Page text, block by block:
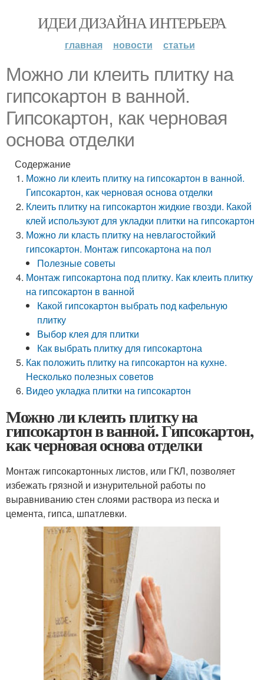
ИДЕИ ДИЗАЙНА ИНТЕРЬЕРА
главная новости статьи
Можно ли клеить плитку на
гипсокартон в ванной.
Гипсокартон, как черновая
основа отделки
Содержание
Можно ли клеить плитку на гипсокартон в ванной.
Гипсокартон, как черновая основа отделки
Клеить плитку на гипсокартон жидкие гвозди. Какой
клей используют для укладки плитки на гипсокартон
Можно ли класть плитку на невлагостойкий
гипсокартон. Монтаж гипсокартона на пол
Полезные советы
Монтаж гипсокартона под плитку. Как клеить плитку
на гипсокартон в ванной
Какой гипсокартон выбрать под кафельную
плитку
Выбор клея для плитки
Как выбрать плитку для гипсокартона
Как положить плитку на гипсокартон на кухне.
Несколько полезных советов
Видео укладка плитки на гипсокартон
Можно ли клеить плитку на
гипсокартон в ванной. Гипсокартон,
как черновая основа отделки
Монтаж гипсокартонных листов, или ГКЛ, позволяет
избежать грязной и изнурительной работы по
выравниванию стен слоями раствора из песка и
цемента, гипса, шпатлевки.